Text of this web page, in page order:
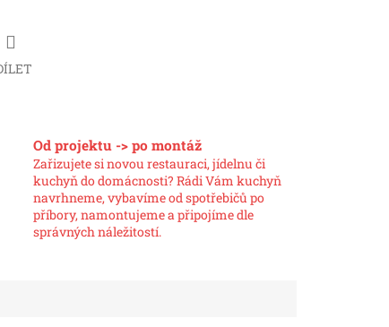
Od projektu -> po montáž
Zařizujete si novou restauraci, jídelnu či
kuchyň do domácnosti? Rádi Vám kuchyň
navrhneme, vybavíme od spotřebičů po
příbory, namontujeme a připojíme dle
správných náležitostí.